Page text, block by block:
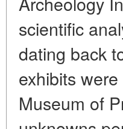
scientific
dating back
exhibits
Museum of